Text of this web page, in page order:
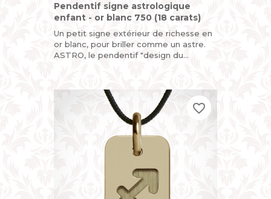
Pendentif signe astrologique
enfant - or blanc 750 (18 carats)
Un petit signe extérieur de richesse en
or blanc, pour briller comme un astre.
ASTRO, le pendentif "design du
favorite_border
favorite_border
favorite_border